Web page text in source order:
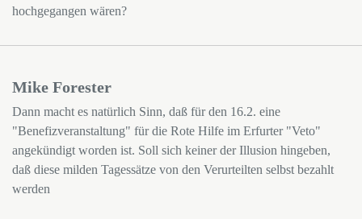
hochgegangen wären?
Mike Forester
Dann macht es natürlich Sinn, daß für den 16.2. eine
"Benefizveranstaltung" für die Rote Hilfe im Erfurter "Veto"
angekündigt worden ist. Soll sich keiner der Illusion hingeben,
daß diese milden Tagessätze von den Verurteilten selbst bezahlt
werden